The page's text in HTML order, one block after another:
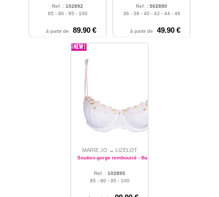
Ref. : 102892
85 - 90 - 95 - 100
à partir de 89.90 €
Ref. : 502890
36 - 38 - 40 - 42 - 44 - 46
à partir de 49.90 €
MARIE JO → LIZELOT
Soutien-gorge rembourré - Balconnet
Ref. : 102895
85 - 90 - 95 - 100